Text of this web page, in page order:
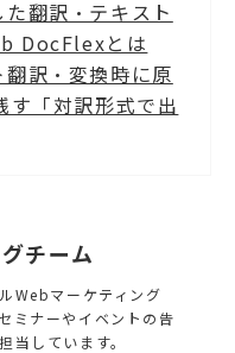
翻訳・テキスト
DocFlexとは
訳・変換時に原
す「対訳形式で出
チーム
Webマーケティング
ミナーやイベントの告
当しています。